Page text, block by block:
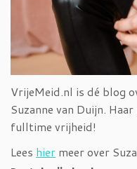
VrijeMeid.nl is dé blog
Suzanne van Duijn.
fulltime vrijheid!
Lees hier meer over